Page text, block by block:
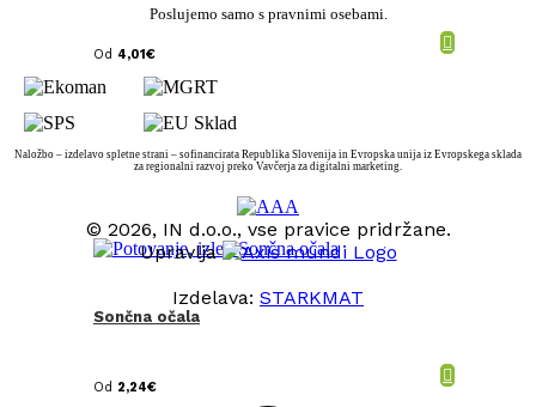
Od 4,01€
Sončna očala
Od 2,24€
Poslujemo samo s pravnimi osebami.
Naložbo – izdelavo spletne strani – sofinancirata Republika Slovenija in Evropska unija iz Evropskega sklada
za regionalni razvoj preko Vavčerja za digitalni marketing.
© 2026, IN d.o.o., vse pravice pridržane.
Upravlja
Izdelava: STARKMAT